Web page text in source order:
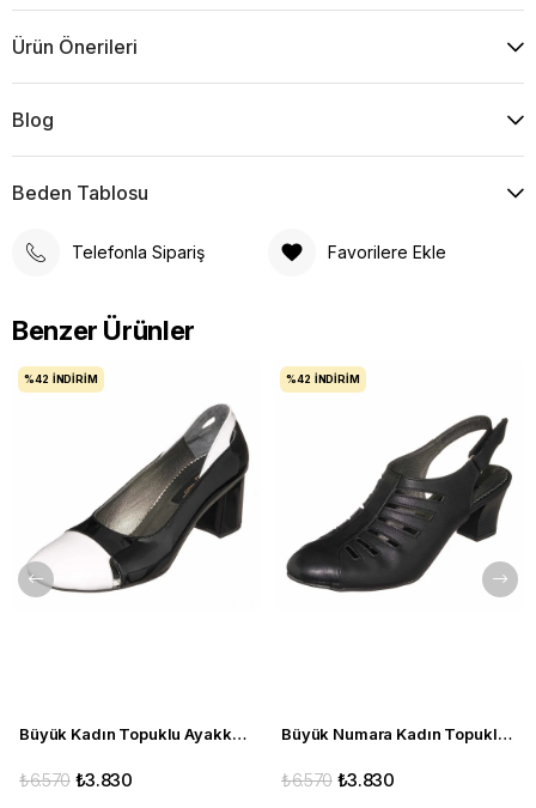
Ürün Önerileri
Blog
Beden Tablosu
Telefonla Sipariş Favorilere Ekle
Benzer Ürünler
Büyük Kadın Topuklu Ayakkabı KDR1444 Siyah Beyaz
₺3.830
₺6.570
%42 İNDIRIM
Büyük Numara Kadın Topuklu Ayakkabı KDR1841 Siyah
₺3.830
₺6.570
%42 İNDIRIM